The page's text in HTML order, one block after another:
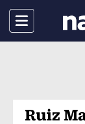
Menu
Ruiz